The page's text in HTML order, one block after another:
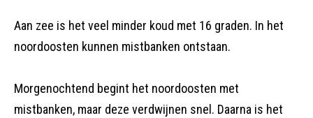
Aan zee is het veel minder koud met 16 graden. In het
noordoosten kunnen mistbanken ontstaan.
Morgenochtend begint het noordoosten met
mistbanken, maar deze verdwijnen snel. Daarna is het